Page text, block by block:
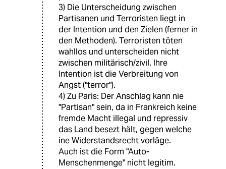
3) Die Unterscheidung zwischen
Partisanen und Terroristen liegt in
der Intention und den Zielen (ferner in
den Methoden). Terroristen töten
wahllos und unterscheiden nicht
zwischen militärisch/zivil. Ihre
Intention ist die Verbreitung von
Angst ("terror").
4) Zu Paris: Der Anschlag kann nie
"Partisan" sein, da in Frankreich keine
fremde Macht illegal und repressiv
das Land besezt hält, gegen welche
ine Widerstandsrecht vorläge.
Auch ist die Form "Auto-
Menschenmenge" nicht legitim.